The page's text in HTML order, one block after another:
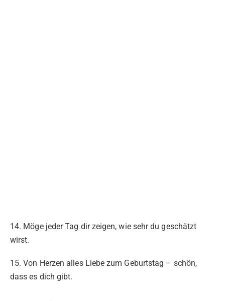
14. Möge jeder Tag dir zeigen, wie sehr du geschätzt
wirst.
15. Von Herzen alles Liebe zum Geburtstag – schön,
dass es dich gibt.